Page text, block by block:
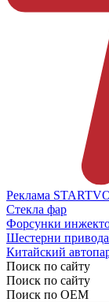
Реклама
Стекла фар
Форсунки
Шестерни привода
Китайский
Поиск по сайту
Поиск по сайту
Поиск по ОЕМ